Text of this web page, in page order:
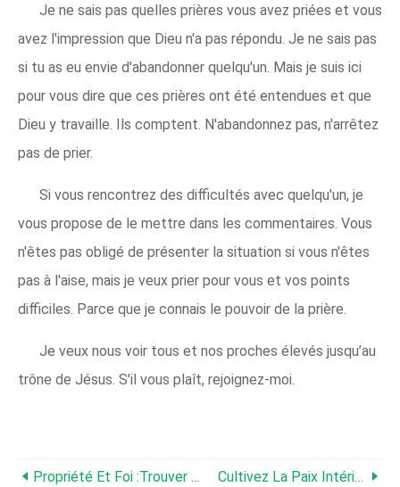
Je ne sais pas quelles prières vous avez priées et vous
avez l'impression que Dieu n'a pas répondu. Je ne sais pas
si tu as eu envie d'abandonner quelqu'un. Mais je suis ici
pour vous dire que ces prières ont été entendues et que
Dieu y travaille. Ils comptent. N'abandonnez pas, n'arrêtez
pas de prier.
Si vous rencontrez des difficultés avec quelqu'un, je
vous propose de le mettre dans les commentaires. Vous
n'êtes pas obligé de présenter la situation si vous n'êtes
pas à l'aise, mais je veux prier pour vous et vos points
difficiles. Parce que je connais le pouvoir de la prière.
Je veux nous voir tous et nos proches élevés jusqu’au
trône de Jésus. S'il vous plaît, rejoignez-moi.
Propriété Et Foi :trouver Un But Et Un Lien Dans L'autosuffisance Cultivez La Paix Intérieure :une Prière Quotidienne Pour La Pleine Conscience Et La Gratitude